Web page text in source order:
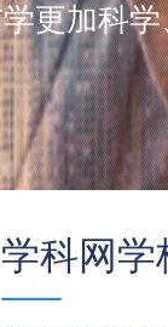
更加科
学科网学